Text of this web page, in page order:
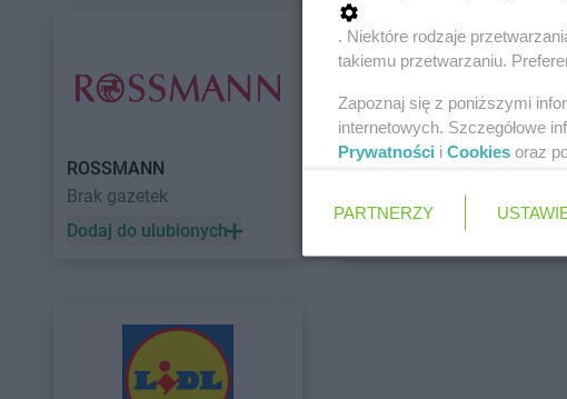
ROSSMANN
Brak gazetek
Dodaj do ulubionych
Auchan
Dodaj do ulubionych
. Niektóre rodzaje
takiemu przetwarzaniu.
Zapoznaj się z poniższymi
internetowych. Szczegółowe
Prywatności i Cookies oraz
PARTNERZY